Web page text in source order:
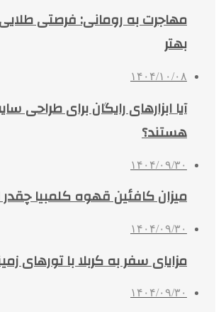
مهاجرت به رومانی: فرصتی
بهتر
۱۴۰۴/۱۰/۰۸
آیا ابزارهای رایگان برای طراحی
هستند؟
۱۴۰۴/۰۹/۳۰
میزان کافئین قهوه کلمبیا
۱۴۰۴/۰۹/۳۰
مزایای سفر به کربلا با تورهای
۱۴۰۴/۰۹/۳۰